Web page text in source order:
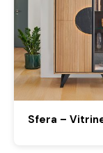
Sfera –